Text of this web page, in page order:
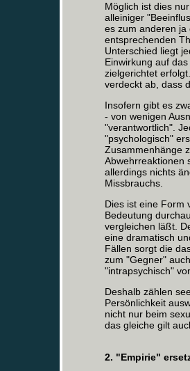
Möglich ist dies
alleiniger
es zum anderen ja
entsprechenden
Unterschied liegt
Einwirkung auf
zielgerichtet
verdeckt ab, dass
Insofern gibt es
- von wenigen
"verantwortlich".
"psychologisch"
Zusammenhänge
Abwehrreaktionen
allerdings nichts
Missbrauchs.
Dies ist eine Form
Bedeutung
vergleichen läßt.
eine dramatisch
Fällen sorgt die
zum "Gegner"
"intrapsychisch"
Deshalb zählen
Persönlichkeit
nicht nur beim
das gleiche gilt
2. "Empirie"